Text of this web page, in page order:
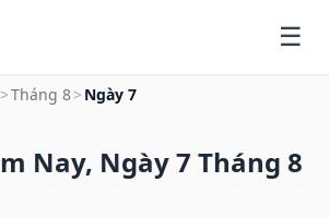
>Tháng 8> Ngày 7
Nay, Ngày 7 Tháng 8